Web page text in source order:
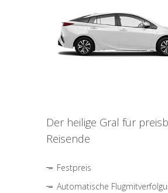
Der heilige Gral für
Reisende
Festpreis
Automatische